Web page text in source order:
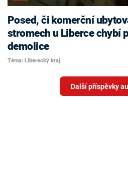
Posed, či komerční
stromech u Liberce chybí
demolice
Téma: Liberecký kraj
Další příspěvky